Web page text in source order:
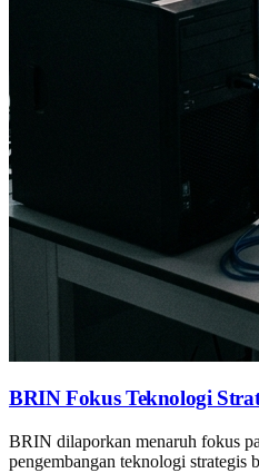
BRIN Fokus Teknologi
BRIN dilaporkan menaruh fokus
pengembangan teknologi strategis